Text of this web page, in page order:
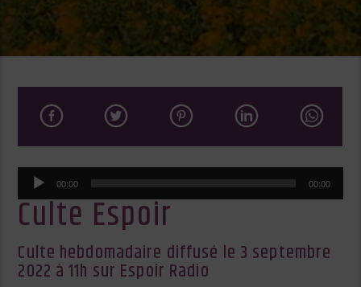
Lecteur
audio
00:00 00:00
Culte Espoir
Culte hebdomadaire diffusé le 3 septembre
2022 à 11h sur Espoir Radio